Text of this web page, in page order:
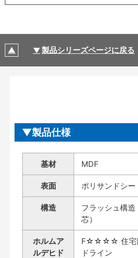
製品シリーズページに戻る
製品仕様
基材 MDF
表面 ポリサンドシー
構造
フラッシュ構造
芯）
ホルムア
ルデヒド
F☆☆☆☆ 住宅
ドライン